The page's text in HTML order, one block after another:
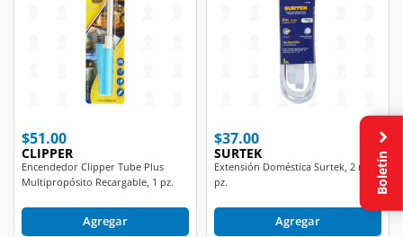
$51.00
CLIPPER
Encendedor Clipper Tube Plus
Multipropósito Recargable, 1 pz.
Agregar
$37.00
SURTEK
Extensión Doméstica Surtek, 2 m 1
pz.
Agregar
Boletín